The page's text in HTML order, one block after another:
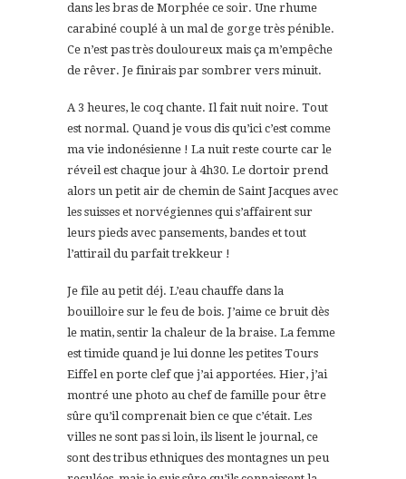
dans les bras de Morphée ce soir. Une rhume
carabiné couplé à un mal de gorge très pénible.
Ce n’est pas très douloureux mais ça m’empêche
de rêver. Je finirais par sombrer vers minuit.
A 3 heures, le coq chante. Il fait nuit noire. Tout
est normal. Quand je vous dis qu’ici c’est comme
ma vie indonésienne ! La nuit reste courte car le
réveil est chaque jour à 4h30. Le dortoir prend
alors un petit air de chemin de Saint Jacques avec
les suisses et norvégiennes qui s’affairent sur
leurs pieds avec pansements, bandes et tout
l’attirail du parfait trekkeur !
Je file au petit déj. L’eau chauffe dans la
bouilloire sur le feu de bois. J’aime ce bruit dès
le matin, sentir la chaleur de la braise. La femme
est timide quand je lui donne les petites Tours
Eiffel en porte clef que j’ai apportées. Hier, j’ai
montré une photo au chef de famille pour être
sûre qu’il comprenait bien ce que c’était. Les
villes ne sont pas si loin, ils lisent le journal, ce
sont des tribus ethniques des montagnes un peu